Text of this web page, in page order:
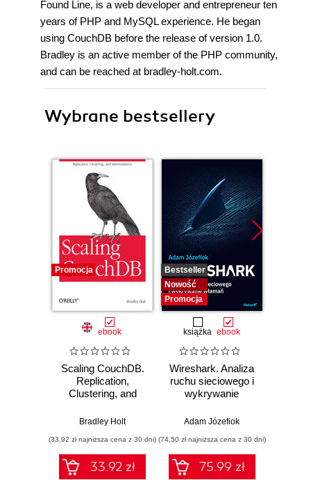
Found Line, is a web developer and entrepreneur ten
years of PHP and MySQL experience. He began
using CouchDB before the release of version 1.0.
Bradley is an active member of the PHP community,
and can be reached at bradley-holt.com.
Wybrane bestsellery
Promocja
ebook
Scaling CouchDB.
Replication,
Clustering, and
Bradley Holt
(33,92 zł najniższa cena z 30 dni)
33.92 zł
Bestseller
Nowość
Promocja
książka ebook
Wireshark. Analiza
ruchu sieciowego i
wykrywanie
Adam Józefiok
(74,50 zł najniższa cena z 30 dni)
75.99 zł